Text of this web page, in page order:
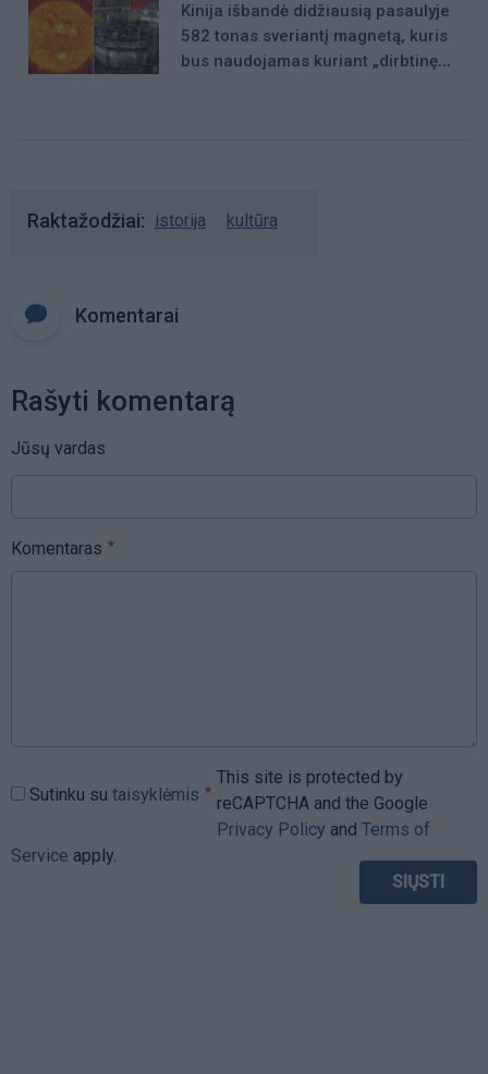
Kinija išbandė didžiausią pasaulyje
582 tonas sveriantį magnetą, kuris
bus naudojamas kuriant „dirbtinę
Raktažodžiai istorija kultūra
Komentarai
Rašyti komentarą
Jūsų vardas
Komentaras
Sutinku su taisyklėmis
This site is protected by
reCAPTCHA and the Google
Privacy Policy and Terms of
Service apply.